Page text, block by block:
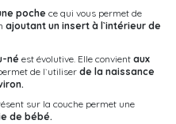
poche ce qui vous permet de
ajoutant un insert à l`intérieur de
né est évolutive. Elle convient aux
de l`utiliser de la naissance
sur la couche permet une
de bébé.